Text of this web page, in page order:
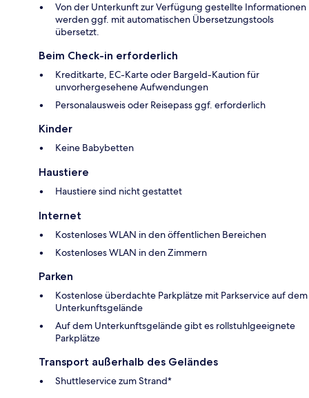
Von der Unterkunft zur Verfügung gestellte Informationen
werden ggf. mit automatischen Übersetzungstools
übersetzt.
Beim Check-in erforderlich
Kreditkarte, EC-Karte oder Bargeld-Kaution für
unvorhergesehene Aufwendungen
Personalausweis oder Reisepass ggf. erforderlich
Kinder
Keine Babybetten
Haustiere
Haustiere sind nicht gestattet
Internet
Kostenloses WLAN in den öffentlichen Bereichen
Kostenloses WLAN in den Zimmern
Parken
Kostenlose überdachte Parkplätze mit Parkservice auf dem
Unterkunftsgelände
Auf dem Unterkunftsgelände gibt es rollstuhlgeeignete
Parkplätze
Transport außerhalb des Geländes
Shuttleservice zum Strand*